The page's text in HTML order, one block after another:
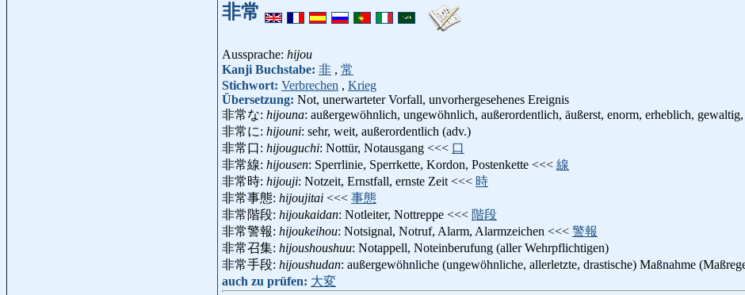
非常
Aussprache: hijou
Kanji Buchstabe: 非 , 常
Stichwort: Verbrechen , Krieg
Übersetzung: Not, unerwarteter Vorfall, unvorhergesehenes Ereignis
非常な: hijouna: außergewöhnlich, ungewöhnlich, außerordentlich, äußerst, enorm, erheblich,
非常に: hijouni: sehr, weit, außerordentlich (adv.)
非常口: hijouguchi: Nottür, Notausgang <<< 口
非常線: hijousen: Sperrlinie, Sperrkette, Kordon, Postenkette <<< 線
非常時: hijouji: Notzeit, Ernstfall, ernste Zeit <<< 時
非常事態: hijoujitai <<< 事態
非常階段: hijoukaidan: Notleiter, Nottreppe <<< 階段
非常警報: hijoukeihou: Notsignal, Notruf, Alarm, Alarmzeichen <<< 警報
非常召集: hijoushoushuu: Notappell, Noteinberufung (aller Wehrpflichtigen)
非常手段: hijoushudan: außergewöhnliche (ungewöhnliche, allerletzte, drastische) Maßnahme
auch zu prüfen: 大変